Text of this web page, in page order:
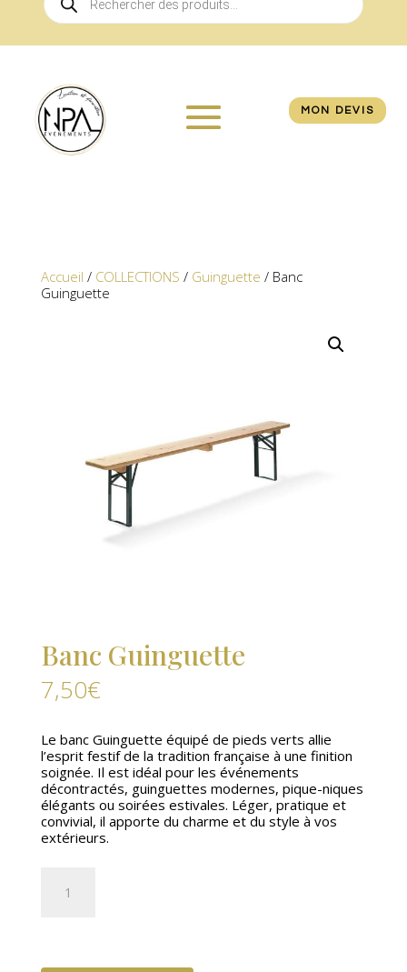
de
produits
MON DEVIS
Accueil / COLLECTIONS / Guinguette / Banc
Guinguette
Banc Guinguette
7,50€
Le banc Guinguette équipé de pieds verts allie
l’esprit festif de la tradition française à une finition
soignée. Il est idéal pour les événements
décontractés, guinguettes modernes, pique-niques
élégants ou soirées estivales. Léger, pratique et
convivial, il apporte du charme et du style à vos
extérieurs.